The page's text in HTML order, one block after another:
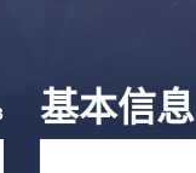
基本信息